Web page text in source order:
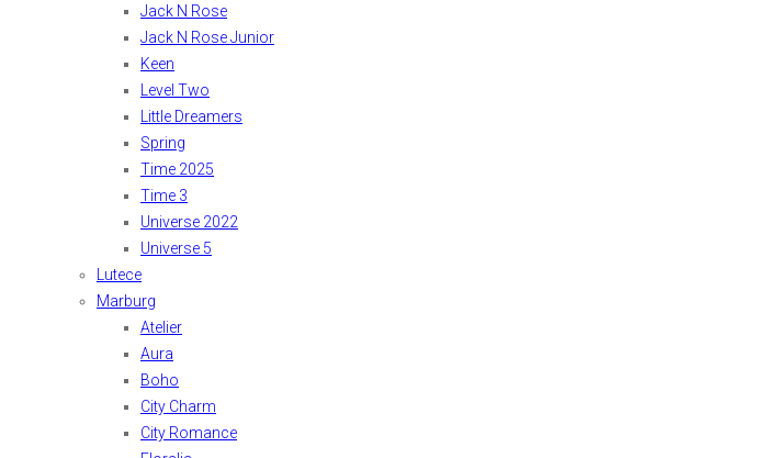
Jack N Rose
Jack N Rose Junior
Keen
Level Two
Little Dreamers
Spring
Time 2025
Time 3
Universe 2022
Universe 5
Lutece
Marburg
Atelier
Aura
Boho
City Charm
City Romance